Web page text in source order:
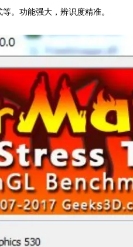
。功能强大，辨识度精准。